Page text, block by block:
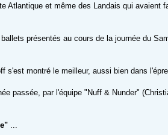
Atlantique et même des Landais qui
présentés au cours de la journée du
s'est montré le meilleur, aussi bien dans
passée, par l'équipe "Nuff & Nunder"
...